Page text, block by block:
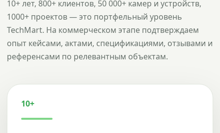
10+ лет, 800+ клиентов, 50 000+ камер и устройств,
1000+ проектов — это портфельный уровень
TechMart. На коммерческом этапе подтверждаем
опыт кейсами, актами, спецификациями, отзывами и
референсами по релевантным объектам.
10+